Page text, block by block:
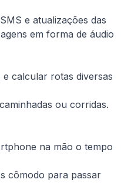
e atualizações das
em forma de áudio
calcular rotas diversas
ou corridas.
na mão o tempo
cômodo para passar